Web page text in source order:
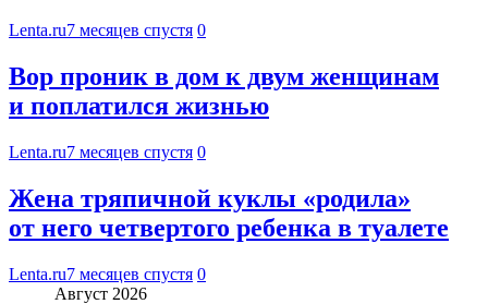
Lenta.ru7 месяцев спустя 0
Вор проник в дом к двум женщинам
и поплатился жизнью
Lenta.ru7 месяцев спустя 0
Жена тряпичной куклы «родила»
от него четвертого ребенка в туалете
Lenta.ru7 месяцев спустя 0
Август 2026